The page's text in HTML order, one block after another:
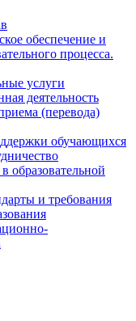
обеспечение и
процесса.
услуги
деятельность
(перевода)
обучающихся
образовательной
и требования